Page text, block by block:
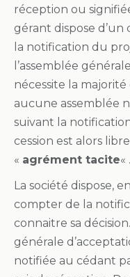
réception ou
gérant dispose d’un
la notification du
l’assemblée
nécessite la majorité
aucune assemblée
suivant la
cession est alors
« agrément tacite« .
La société dispose,
compter de la
connaitre sa
générale
notifiée au cédant